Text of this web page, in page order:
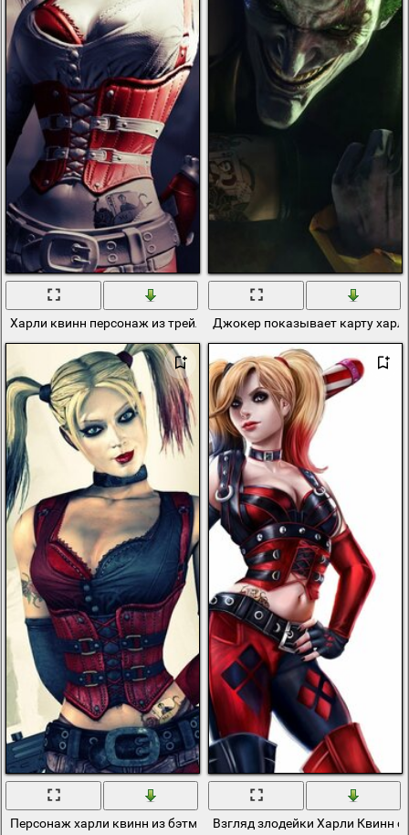
Харли квинн персонаж из трейлераДжокер показывает карту
Персонаж харли квинн из бэтмена с косичкамиВзгляд злодейки Харли Квинн с